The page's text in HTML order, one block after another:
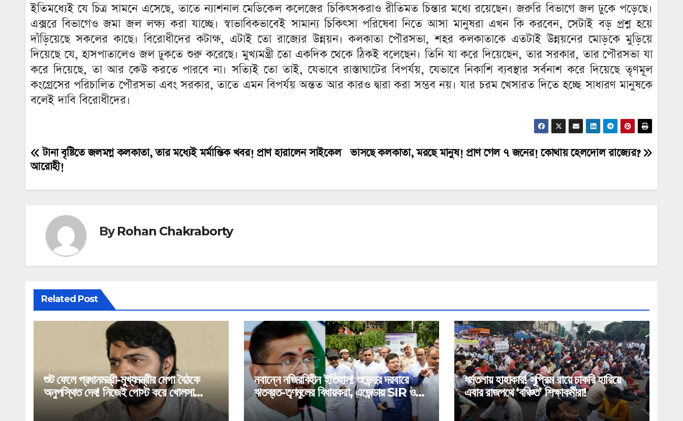
ইতিমধ্যেই যে চিত্র সামনে এসেছে, তাতে ন্যাশনাল মেডিকেল কলেজের চিকিৎসকরাও রীতিমত চিন্তার মধ্যে রয়েছেন। জরুরি বিভাগে জল ঢুকে পড়েছে।
এক্সরে বিভাগেও জমা জল লক্ষ্য করা যাচ্ছে। স্বাভাবিকভাবেই সামান্য চিকিৎসা পরিষেবা নিতে আসা মানুষরা এখন কি করবেন, সেটাই বড় প্রশ্ন হয়ে
দাঁড়িয়েছে সকলের কাছে। বিরোধীদের কটাক্ষ, এটাই তো রাজ্যের উন্নয়ন। কলকাতা পৌরসভা, শহর কলকাতাকে এতটাই উন্নয়নের মোড়কে মুড়িয়ে
দিয়েছে যে, হাসপাতালেও জল ঢুকতে শুরু করেছে। মুখ্যমন্ত্রী তো একদিক থেকে ঠিকই বলেছেন। তিনি যা করে দিয়েছেন, তার সরকার, তার পৌরসভা যা
করে দিয়েছে, তা আর কেউ করতে পারবে না। সত্যিই তো তাই, যেভাবে রাস্তাঘাটের বিপর্যয়, যেভাবে নিকাশি ব্যবস্থার সর্বনাশ করে দিয়েছে তৃণমূল
কংগ্রেসের পরিচালিত পৌরসভা এবং সরকার, তাতে এমন বিপর্যয় অন্তত আর কারও দ্বারা করা সম্ভব নয়। যার চরম খেসারত দিতে হচ্ছে সাধারণ মানুষকে
বলেই দাবি বিরোধীদের।
Post
navigation
ভাসছে কলকাতা, মরছে মানুষ! প্রাণ গেল ৭ জনের! কোথায় হেলদোল রাজ্যের?
টানা বৃষ্টিতে জলমগ্ন কলকাতা, তার মধ্যেই মর্মান্তিক খবর! প্রাণ হারালেন সাইকেল
আরোহী!
ByRohan Chakraborty
Related Post
শুট ফেলে প্রধানমন্ত্রী-মুখ্যমন্ত্রীর মেগা বৈঠকে
অনুপস্থিত দেব! নিজেই পোস্ট করে খোলসা
করলেন ঘাটালের সাংসদ!
নবান্নে নজিরবিহীন ইতিহাস! শুভেন্দুর দরবারে
ঋতব্রত-তৃণমূলের বিধায়করা, এজেন্ডায় SIR ও
মেগা অ্যাকশন প্ল্যান!
ধর্মতলায় হাহাকার! সুপ্রিম রায়ে চাকরি হারিয়ে
এবার রাজপথে ‘বঞ্চিত’ শিক্ষাকর্মীরা!